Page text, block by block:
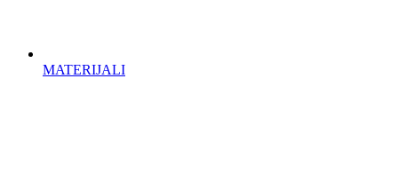
MATERIJALI